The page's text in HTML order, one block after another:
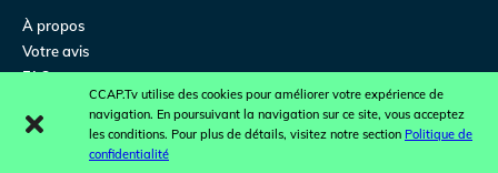
À propos
Votre avis
FAQ
Contactez-nous
Concours et promotions
CCAP.Tv utilise des cookies pour améliorer votre expérience de
navigation. En poursuivant la navigation sur ce site, vous acceptez
les conditions. Pour plus de détails, visitez notre section Politique de
confidentialité